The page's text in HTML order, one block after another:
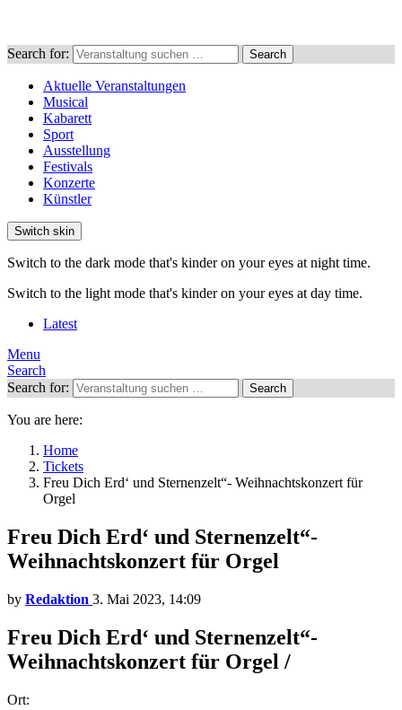
Search for: Search
Aktuelle Veranstaltungen
Musical
Kabarett
Sport
Ausstellung
Festivals
Konzerte
Künstler
Switch skin
Switch to the dark mode that's kinder on your eyes at night time.
Switch to the light mode that's kinder on your eyes at day time.
Latest
Menu
Search
Search for:
Search
You are here:
Home
Tickets
Freu Dich Erd‘ und Sternenzelt“- Weihnachtskonzert für
Orgel
Freu Dich Erd‘ und Sternenzelt“-
Weihnachtskonzert für Orgel
by Redaktion 3. Mai 2023, 14:09
Freu Dich Erd‘ und Sternenzelt“-
Weihnachtskonzert für Orgel /
Ort: